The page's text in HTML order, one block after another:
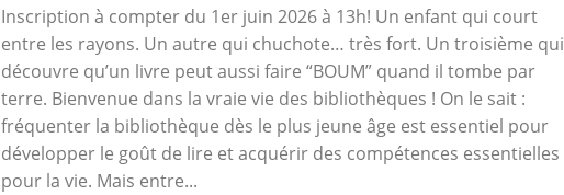
Inscription à compter du 1er juin 2026 à 13h! Un enfant qui court
entre les rayons. Un autre qui chuchote… très fort. Un troisième qui
découvre qu’un livre peut aussi faire “BOUM” quand il tombe par
terre. Bienvenue dans la vraie vie des bibliothèques ! On le sait :
fréquenter la bibliothèque dès le plus jeune âge est essentiel pour
développer le goût de lire et acquérir des compétences essentielles
pour la vie. Mais entre...